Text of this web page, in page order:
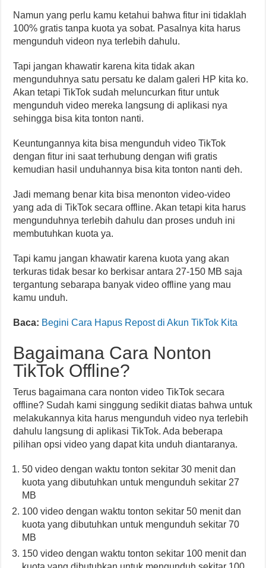
Namun yang perlu kamu ketahui bahwa fitur ini tidaklah
100% gratis tanpa kuota ya sobat. Pasalnya kita harus
mengunduh videon nya terlebih dahulu.
Tapi jangan khawatir karena kita tidak akan
mengunduhnya satu persatu ke dalam galeri HP kita ko.
Akan tetapi TikTok sudah meluncurkan fitur untuk
mengunduh video mereka langsung di aplikasi nya
sehingga bisa kita tonton nanti.
Keuntungannya kita bisa mengunduh video TikTok
dengan fitur ini saat terhubung dengan wifi gratis
kemudian hasil unduhannya bisa kita tonton nanti deh.
Jadi memang benar kita bisa menonton video-video
yang ada di TikTok secara offline. Akan tetapi kita harus
mengunduhnya terlebih dahulu dan proses unduh ini
membutuhkan kuota ya.
Tapi kamu jangan khawatir karena kuota yang akan
terkuras tidak besar ko berkisar antara 27-150 MB saja
tergantung sebarapa banyak video offline yang mau
kamu unduh.
Baca: Begini Cara Hapus Repost di Akun TikTok Kita
Bagaimana Cara Nonton
TikTok Offline?
Terus bagaimana cara nonton video TikTok secara
offline? Sudah kami singgung sedikit diatas bahwa untuk
melakukannya kita harus mengunduh video nya terlebih
dahulu langsung di aplikasi TikTok. Ada beberapa
pilihan opsi video yang dapat kita unduh diantaranya.
50 video dengan waktu tonton sekitar 30 menit dan
kuota yang dibutuhkan untuk mengunduh sekitar 27
MB
100 video dengan waktu tonton sekitar 50 menit dan
kuota yang dibutuhkan untuk mengunduh sekitar 70
MB
150 video dengan waktu tonton sekitar 100 menit dan